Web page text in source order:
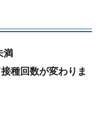
満
種回数が変わりま